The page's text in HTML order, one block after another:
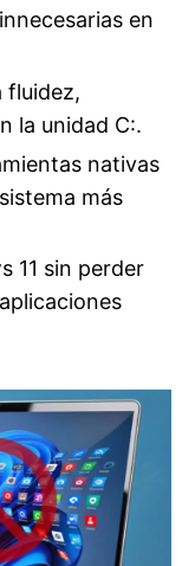
en
fluidez,
la unidad C:.
nativas
más
11 sin perder